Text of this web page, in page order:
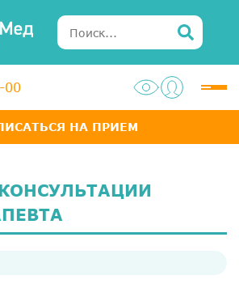
00
НА ПРИЕМ
Услуги